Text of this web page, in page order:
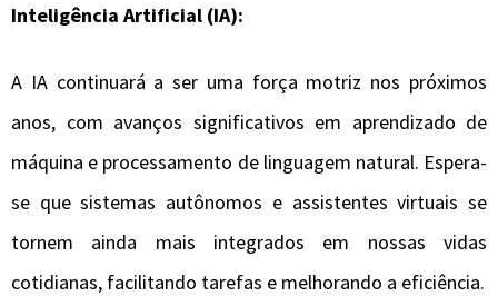
Inteligência Artificial (IA):
A IA continuará a ser uma força motriz nos próximos
anos, com avanços significativos em aprendizado de
máquina e processamento de linguagem natural. Espera-
se que sistemas autônomos e assistentes virtuais se
tornem ainda mais integrados em nossas vidas
cotidianas, facilitando tarefas e melhorando a eficiência.